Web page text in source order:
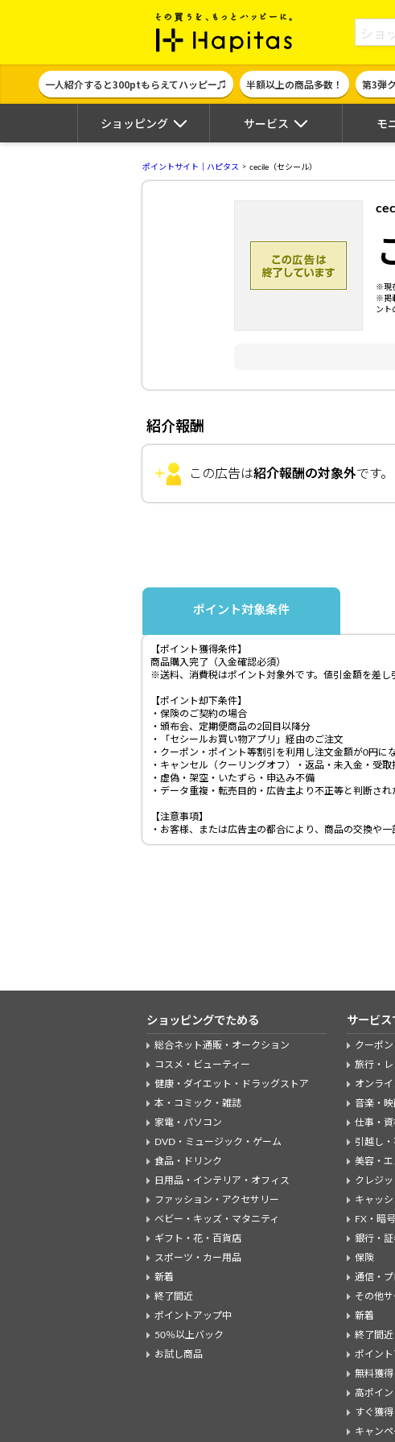
ポイント貯めて現金
一人紹介すると300ptもらえてハッピー♫ 半額以上の商品多数！ 第3弾
ショッピング サービス モ
ポイントサイト｜ハピタス cecile（セシール）
※現
※掲
ント
紹介報酬
この広告は紹介報酬の対象外です。
ポイント対象条件
【ポイント獲得条件】
商品購入完了（入金確認必須）
※送料、消費税はポイント対象外です。値引金額を差し
【ポイント却下条件】
・保険のご契約の場合
・頒布会、定期便商品の2回目以降分
・「セシールお買い物アプリ」経由のご注文
・クーポン・ポイント等割引を利用し注文金額が0円に
・キャンセル（クーリングオフ）・返品・未入金・受
・虚偽・架空・いたずら・申込み不備
・データ重複・転売目的・広告主より不正等と判断され
【注意事項】
・お客様、または広告主の都合により、商品の交換や
ショッピングでためる
総合ネット通販・オークション
コスメ・ビューティー
健康・ダイエット・ドラッグストア
本・コミック・雑誌
家電・パソコン
DVD・ミュージック・ゲーム
食品・ドリンク
日用品・インテリア・オフィス
ファッション・アクセサリー
ベビー・キッズ・マタニティ
ギフト・花・百貨店
スポーツ・カー用品
新着
終了間近
ポイントアップ中
50％以上バック
お試し商品
サービス
クーポ
旅行・
オンラ
音楽・
仕事・
引越し
美容・エ
クレジ
キャッ
FX・暗
銀行・証
保険
通信・
その他サ
新着
終了間近
ポイン
無料獲得
高ポイン
すぐ獲得
キャンペ